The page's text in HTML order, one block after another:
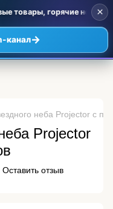
товары, горячие
канал→
×
неба Projector с
Projector
Оставить отзыв